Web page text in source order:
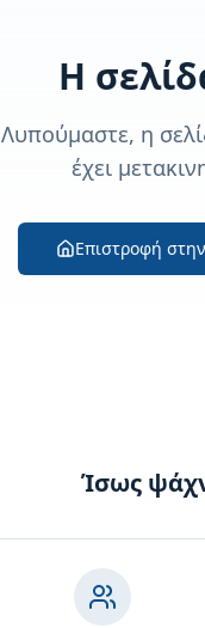
Η
Λυπούμαστε, η
έχει
Επιστροφή
Ίσως